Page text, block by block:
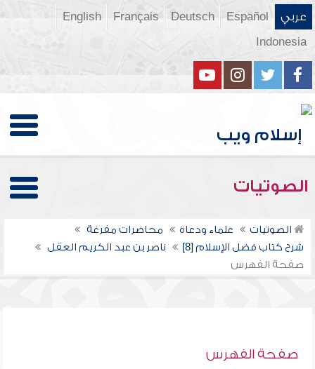
عربي Español
Deutsch
Français
English
Indonesia
الصوتيات
الصوتيات علماء ودعاة
محاضرات مفرغة
شرح كتاب فضل الإسلام [8]
ناصر بن عبد الكريم العقل
صفحة الفهرس
صفحة الفهرس